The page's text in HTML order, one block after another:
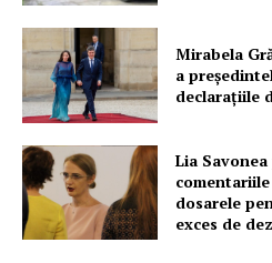
Proiecte editoriale
Rețea
Contact
Mirabela
a
declarațiile
Lia
dosarele
exces de